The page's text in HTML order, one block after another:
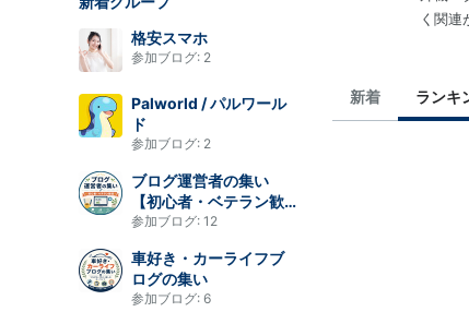
格安スマホ
参加ブログ: 2
Palworld / パルワール
ド
参加ブログ: 2
ブログ運営者の集い
【初心者・ベテラン歓
迎】
参加ブログ: 12
車好き・カーライフブ
ログの集い
参加ブログ: 6
く関
新着 ランキ